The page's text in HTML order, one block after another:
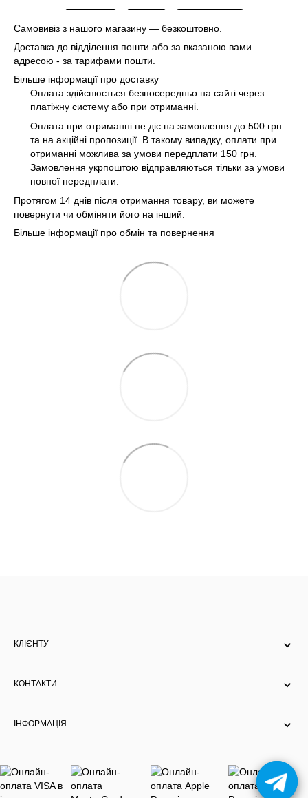
Самовивіз з нашого магазину — безкоштовно.
Доставка до відділення пошти або за вказаною вами
адресою - за тарифами пошти.
Більше інформації про доставку
Оплата здійснюється безпосередньо на сайті через
платіжну систему або при отриманні.
Оплата при отриманні не діє на замовлення до 500 грн
та на акційні пропозиції. В такому випадку, оплати при
отриманні можлива за умови передплати 150 грн.
Замовлення укрпоштою відправляються тільки за умови
повної передплати.
Протягом 14 днів після отримання товару, ви можете
повернути чи обміняти його на інший.
Більше інформації про обмін та повернення
КЛІЄНТУ
КОНТАКТИ
ІНФОРМАЦІЯ